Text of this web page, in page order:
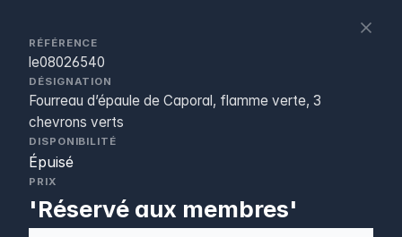
RÉFÉRENCE
le08026540
DÉSIGNATION
Fourreau d’épaule de Caporal, flamme verte, 3
chevrons verts
DISPONIBILITÉ
Épuisé
PRIX
'Réservé aux membres'